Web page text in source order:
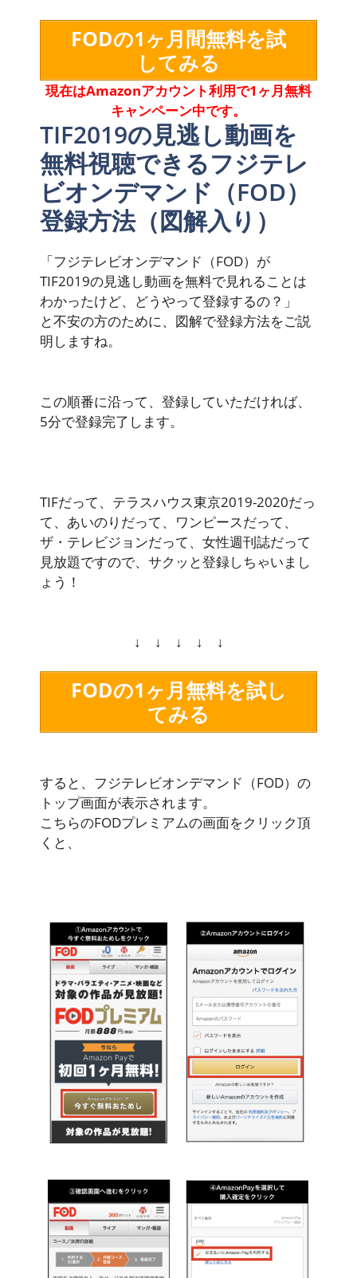
FODの1ヶ月間無料を試
してみる
現在はAmazonアカウント利用で1ヶ月無料
キャンペーン中です。
TIF2019の見逃し動画を
無料視聴できるフジテレ
ビオンデマンド（FOD）
登録方法（図解入り）
「フジテレビオンデマンド（FOD）が
TIF2019の見逃し動画を無料で見れることは
わかったけど、どうやって登録するの？」
と不安の方のために、図解で登録方法をご説
明しますね。
この順番に沿って、登録していただければ、
5分で登録完了します。
TIFだって、テラスハウス東京2019-2020だっ
て、あいのりだって、ワンピースだって、
ザ・テレビジョンだって、女性週刊誌だって
見放題ですので、サクッと登録しちゃいまし
ょう！
↓ ↓ ↓ ↓ ↓
FODの1ヶ月無料を試し
てみる
すると、フジテレビオンデマンド（FOD）の
トップ画面が表示されます。
こちらのFODプレミアムの画面をクリック頂
くと、